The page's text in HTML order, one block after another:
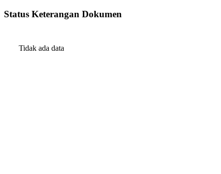
Status Keterangan Dokumen
Tidak ada data